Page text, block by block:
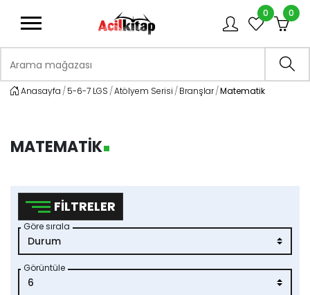
0 0
Anasayfa 5-6-7 LGS Atölyem Serisi Branşlar Matematik
MATEMATIK
FILTRELER
Göre sırala
Görüntüle